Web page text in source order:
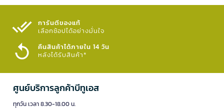
การันตีของแท้
เลือกช้อปได้อย่างมั่นใจ​
คืนสินค้าได้ภายใน 14 วัน
หลังได้รับสินค้า*
ศูนย์บริการลูกค้าบีทูเอส
ทุกวัน เวลา 8.30-18.00 น.